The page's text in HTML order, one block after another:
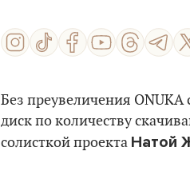
Без преувеличения
диск по количеству
солисткой проекта Натой